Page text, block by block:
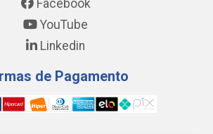
Facebook
YouTube
Linkedin
de Pagamento